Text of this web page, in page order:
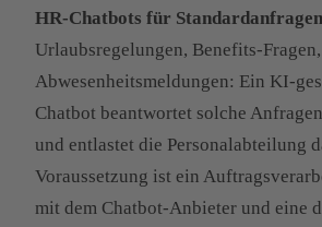
HR-Chatbots für
Urlaubsregelungen, Benefits-Fragen,
Abwesenheitsmeldungen: Ein KI-
Chatbot beantwortet solche
und entlastet die Personalabteilung
Voraussetzung ist ein
mit dem Chatbot-Anbieter und eine